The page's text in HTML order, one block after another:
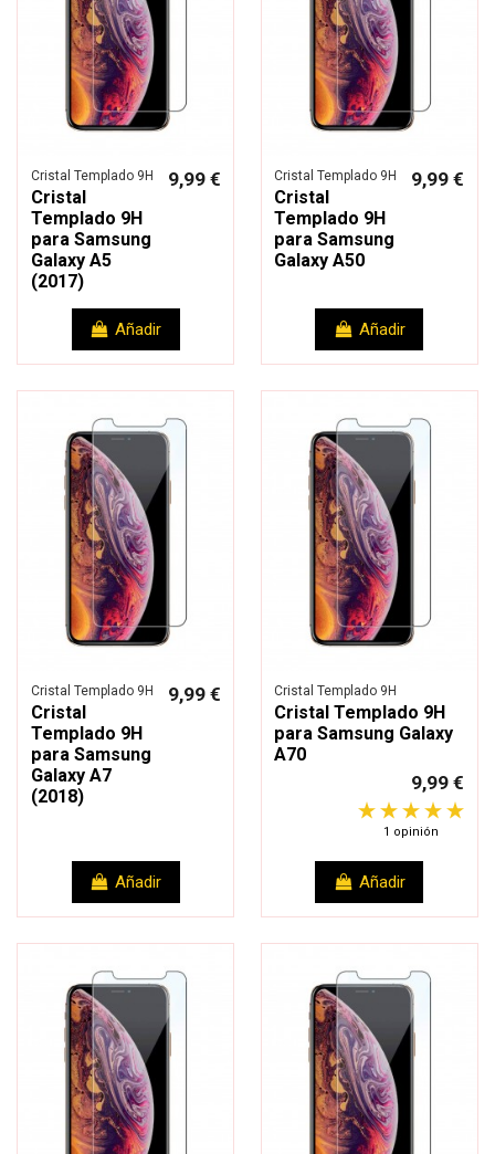
Cristal Templado 9H
Cristal
Templado 9H
para Samsung
Galaxy A5
(2017)
9,99 €
Añadir
Cristal Templado 9H
Cristal
Templado 9H
para Samsung
Galaxy A50
9,99 €
Añadir
Cristal Templado 9H
Cristal
Templado 9H
para Samsung
Galaxy A7
(2018)
9,99 €
Añadir
Cristal Templado 9H
Cristal Templado 9H
para Samsung Galaxy
A70
9,99 €
1 opinión
Añadir